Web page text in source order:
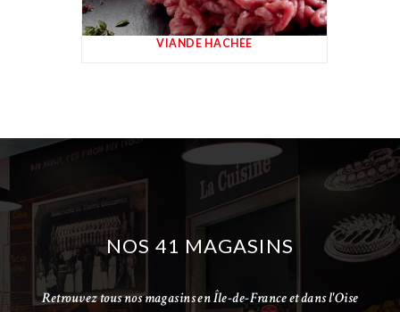
VIANDE HACHÉE
NOS 41 MAGASINS
Retrouvez tous nos magasins en Île-de-France et dans l'Oise